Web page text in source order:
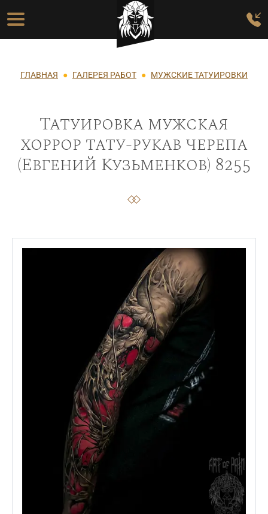
Перейти к основному содержанию
Основная навигация
Строка навигации
ГЛАВНАЯ ГАЛЕРЕЯ РАБОТ МУЖСКИЕ ТАТУИРОВКИ
Татуировка мужская
хоррор тату-рукав черепа
(Евгений Кузьменков) 8255